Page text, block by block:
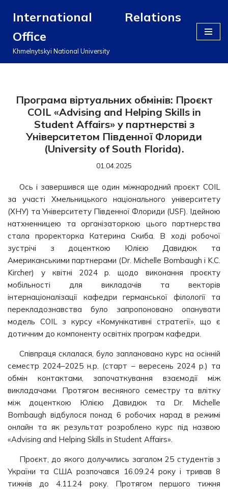
до
вмісту
International Relations
Office
Khmelnytskyi National University
Програма віртуальних обмінів: Проєкт
COIL «Advising and Helping Skills in
Student Affairs» у партнерстві з
Університетом Південної Флориди
(University of South Florida).
01.04.2025
Ось і завершився ще один міжнародний проєкт COIL
за участі Хмельницького національного університету
(ХНУ) та Університету Південної Флориди (USF). Ідейною
натхненницею та організаторкою цього партнерства
стала проректорка Катерина Скиба. В ході робочої
зустрічі з доценткою Юлією Давидюк та
Американськими партнерами (Dr. Michelle Bombaugh і K.C.
Kircher) у квітні 2024 р. щодо виконання проєкту
мобільності для викладачів та векторів
інтернаціоналізації кафедри германської філології та
перекладознавства було запропоновано опанувати
модель COIL з курсу «Комунікативні стратегії», що є
дотичним до компоненту освітніх програм кафедри.
Співпраця склалася, було заплановано курс на осінній
семестр 2024–2025 н.р. (старт – вересень 2024 р.) та
обмін контактами, започаткування взаємодії між
викладачами. Протягом весняного семестру та влітку
між доценткою Юлією Давидюк та Dr. Michelle
Bombaugh відбулося понад 6 робочих нарад в режимі
онлайн та як результат розроблено курс під назвою
«Advising and Helping Skills in Student Affairs».
Проєкт, до якого долучились загалом 25 студентів з
України та США розпочався 16.09.24 року і тривав 8
тижнів до 4.11.24 року. Протягом першого тижня